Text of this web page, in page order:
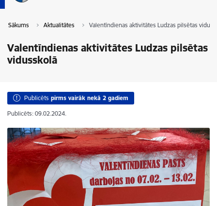
Sākums Aktualitātes Valentīndienas aktivitātes Ludzas pilsētas
Valentīndienas aktivitātes Ludzas pilsētas
vidusskolā
Publicēts pirms vairāk nekā 2 gadiem
Publicēts: 09.02.2024.